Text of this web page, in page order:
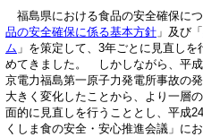
福島県における食品の安全確保に
品の安全確保に係る基本方針 」及び「
ム 」を策定して、3年ごとに見直し
めてきました。 しかしながら、平
京電力福島第一原子力発電所事故の
大きく変化したことから、より一層
面的に見直しを行うこととし、平成
くしま食の安全・安心推進会議」に